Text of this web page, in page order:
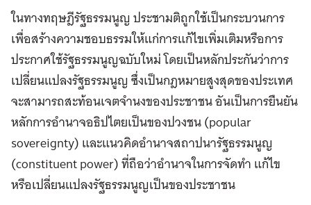
ในทางทฤษฎีรัฐธรรมนูญ ประชามติถูกใช้เป็นกระบวนการ
เพื่อสร้างความชอบธรรมให้แก่การแก้ไขเพิ่มเติมหรือการ
ประกาศใช้รัฐธรรมนูญฉบับใหม่ โดยเป็นหลักประกันว่าการ
เปลี่ยนแปลงรัฐธรรมนูญ ซึ่งเป็นกฎหมายสูงสุดของประเทศ
จะสามารถสะท้อนเจตจำนงของประชาชน อันเป็นการยืนยัน
หลักการอำนาจอธิปไตยเป็นของปวงชน (popular
sovereignty) และแนวคิดอำนาจสถาปนารัฐธรรมนูญ
(constituent power) ที่ถือว่าอำนาจในการจัดทำ แก้ไข
หรือเปลี่ยนแปลงรัฐธรรมนูญเป็นของประชาชน